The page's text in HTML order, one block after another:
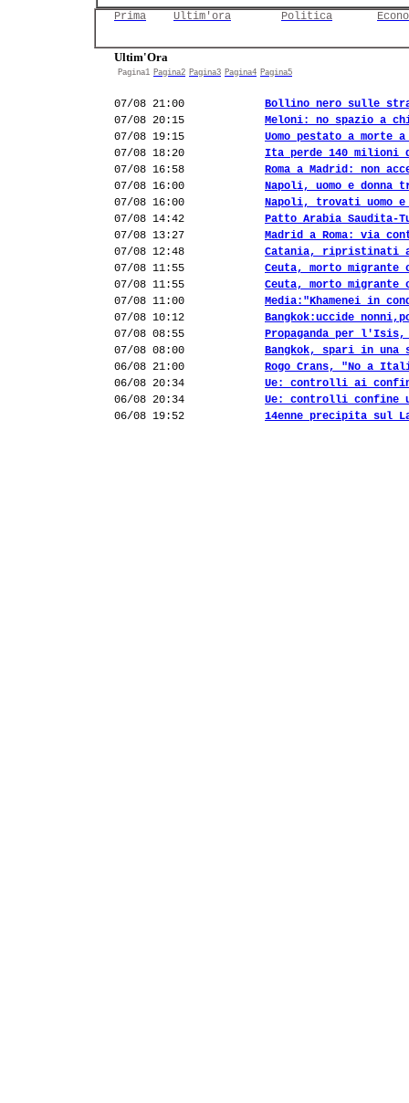
Prima Ultim'ora Politica
Ultim'Ora
Pagina1 Pagina2 Pagina3 Pagina4 Pagina5
07/08 21:00
Bollino nero sulle
07/08 20:15
Meloni: no spazio a
07/08 19:15
Uomo pestato a morte
07/08 18:20
Ita perde 140 milioni
07/08 16:58
Roma a Madrid: non
07/08 16:00
Napoli, uomo e donna
07/08 16:00
Napoli, trovati uomo e
07/08 14:42
Patto Arabia Saudita-
07/08 13:27
Madrid a Roma: via
07/08 12:48
Catania, ripristinati
07/08 11:55
Ceuta, morto migrante
07/08 11:55
Ceuta, morto migrante
07/08 11:00
Media:"Khamenei in
07/08 10:12
Bangkok:uccide
07/08 08:55
Propaganda per l'Isis,
07/08 08:00
Bangkok, spari in
06/08 21:00
Rogo Crans, "No a
06/08 20:34
Ue: controlli ai
06/08 20:34
Ue: controlli confine
06/08 19:52
14enne precipita sul